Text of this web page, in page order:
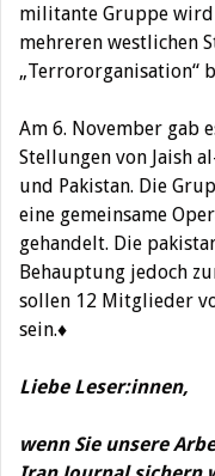
militante Gruppe
mehreren westlichen
„Terrororganisation“
Am 6. November gab
Stellungen von Jaish
und Pakistan. Die
eine gemeinsame
gehandelt. Die
Behauptung jedoch
sollen 12 Mitglieder
sein.♦
Liebe Leser:innen,
wenn Sie unsere